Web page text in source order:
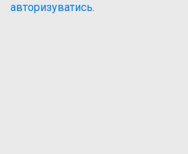
авторизуватись.